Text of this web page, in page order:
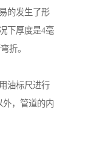
的发生了形
下厚度是4毫
折。
油标尺进行
外，管道的内